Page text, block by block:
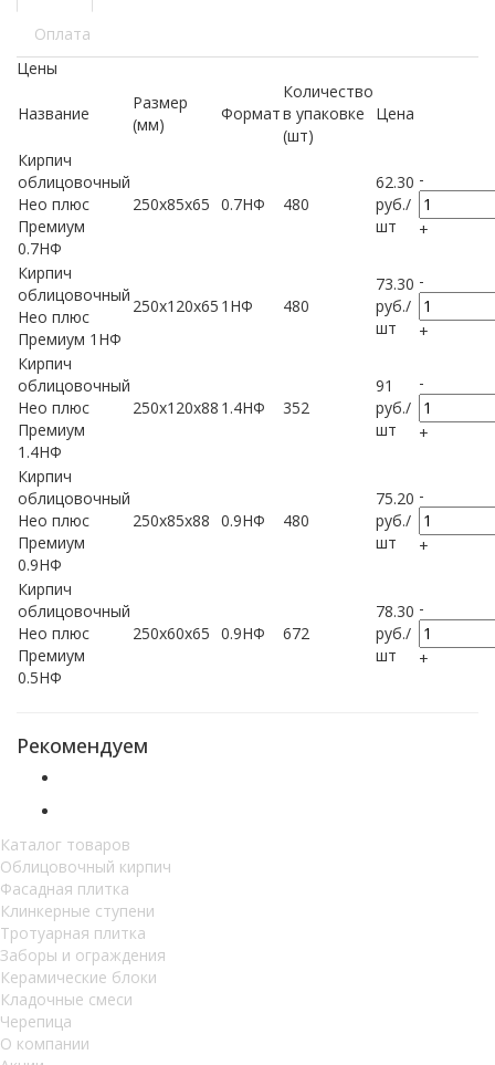
Оплата
Цены
Название
Размер
(мм)
Формат
Количество
в упаковке
(шт)
Цена
Кирпич
облицовочный
Нео плюс
Премиум
0.7НФ
250x85x65 0.7НФ 480
62.30
руб./
шт
-
+
Кирпич
облицовочный
Нео плюс
Премиум 1НФ
250x120x65 1НФ 480
73.30
руб./
шт
-
+
Кирпич
облицовочный
Нео плюс
Премиум
1.4НФ
250x120x88 1.4НФ 352
91
руб./
шт
-
+
Кирпич
облицовочный
Нео плюс
Премиум
0.9НФ
250x85x88 0.9НФ 480
75.20
руб./
шт
-
+
Кирпич
облицовочный
Нео плюс
Премиум
0.5НФ
250х60х65 0.9НФ 672
78.30
руб./
шт
-
+
Рекомендуем
Каталог товаров
Облицовочный кирпич
Фасадная плитка
Клинкерные ступени
Тротуарная плитка
Заборы и ограждения
Керамические блоки
Кладочные смеси
Черепица
О компании